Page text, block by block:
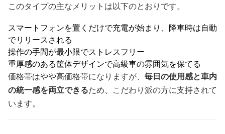
このタイプの主なメリットは以下のとおりです。
スマートフォンを置くだけで充電が始まり、降車時は自動
でリリースされる
操作の手間が最小限でストレスフリー
重厚感のある筐体デザインで高級車の雰囲気を保てる
価格帯はやや高価格帯になりますが、 毎日の使用感と車内
の統一感を両立できるため、こだわり派の方に支持されて
います。